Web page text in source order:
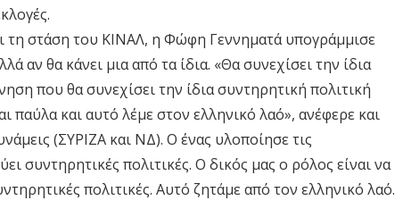
τη στάση του ΚΙΝΑΛ, η Φώφη Γεννηματά υπογράμμισε
αν θα κάνει μια από τα ίδια. «Θα συνεχίσει την ίδια
που θα συνεχίσει την ίδια συντηρητική πολιτική
παύλα και αυτό λέμε στον ελληνικό λαό», ανέφερε και
(ΣΥΡΙΖΑ και ΝΔ). Ο ένας υλοποίησε τις
συντηρητικές πολιτικές. Ο δικός μας ο ρόλος είναι να
πολιτικές. Αυτό ζητάμε από τον ελληνικό λαό.